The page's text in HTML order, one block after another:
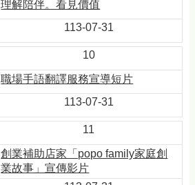
理解陪伴。看見價值
113-07-31
10
職場手語翻譯服務宣導短片
113-07-31
11
創業補助店家「popo family家庭創
業故事」宣傳影片